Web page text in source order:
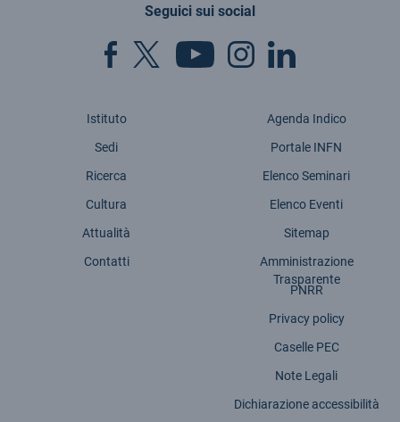
Seguici sui social
Istituto
Sedi
Ricerca
Cultura
Attualità
Contatti
Agenda Indico
Portale INFN
Elenco Seminari
Elenco Eventi
Sitemap
Amministrazione
Trasparente
PNRR
Privacy policy
Caselle PEC
Note Legali
Dichiarazione accessibilità